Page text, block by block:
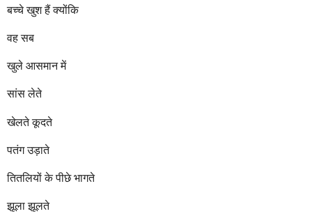
2
a
s
a
o
बच्चे खुश हैं क्योंकि
वह सब
खुले आसमान में
सांस लेते
खेलते कूदते
पतंग उड़ाते
तितलियों के पीछे भागते
झूला झूलते